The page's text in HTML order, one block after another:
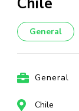
General
General
Chile